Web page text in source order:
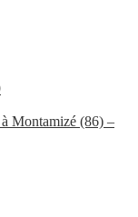
à Montamizé (86) –